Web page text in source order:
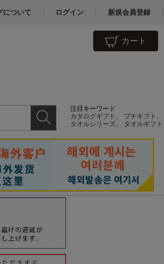
について ログイン 新規会員登録
カート
注目キーワード
カタログギフト
プチギフト
タオルシリーズ
タオルギフト